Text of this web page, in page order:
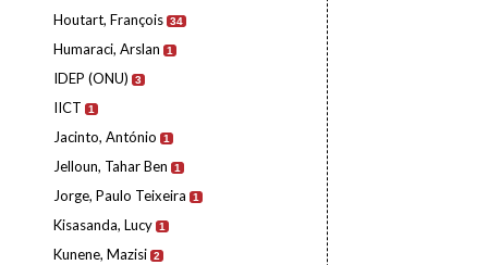
Houtart, François 34
Humaraci, Arslan 1
IDEP (ONU) 3
IICT 1
Jacinto, António 1
Jelloun, Tahar Ben 1
Jorge, Paulo Teixeira 1
Kisasanda, Lucy 1
Kunene, Mazisi 2